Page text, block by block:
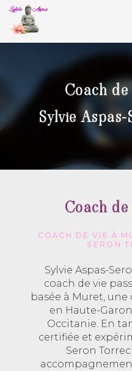
Coach
Sylvie
Coach
COACH DE VIE À
SERON
Sylvie Aspas-
coach de vie
basée à Muret,
en Haute-
Occitanie. En
certifiée et
Seron
Panneau de gestion des